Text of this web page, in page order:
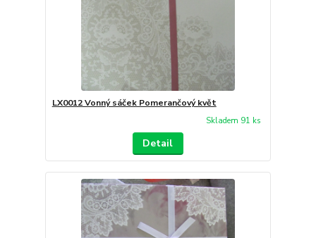
LX0012 Vonný sáček Pomerančový květ
Skladem 91 ks
Detail